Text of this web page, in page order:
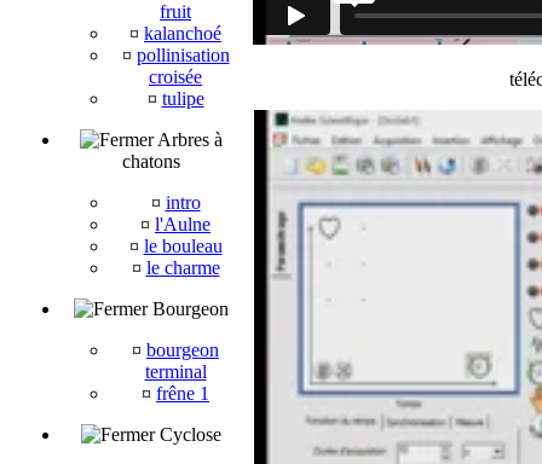
fruit
¤ kalanchoé
¤ pollinisation
croisée
¤ tulipe
Arbres à
chatons
¤ intro
¤ l'Aulne
¤ le bouleau
¤ le charme
Bourgeon
¤ bourgeon
terminal
¤ frêne 1
Cyclose